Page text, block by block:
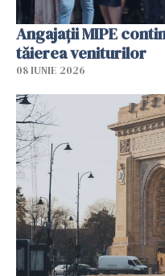
Angajaţii MIPE
tăierea veniturilor
08 IUNIE 2026